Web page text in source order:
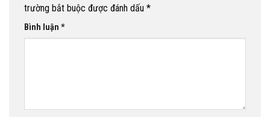
trường bắt buộc được đánh dấu *
Bình luận *